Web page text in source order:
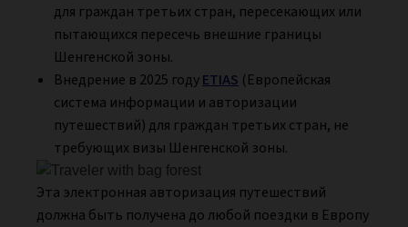
для граждан третьих стран, пересекающих или
пытающихся пересечь внешние границы
Шенгенской зоны.
Внедрение в 2025 годуETIAS (Европейская
система информации и авторизации
путешествий) для граждан третьих стран, не
требующих визы Шенгенской зоны.
Эта электронная авторизация путешествий
должна быть получена до любой поездки в Европу